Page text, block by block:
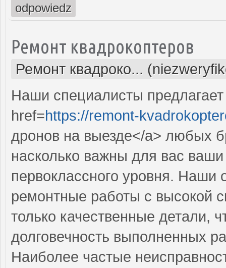
odpowiedz
Ремонт квадрокоптеров
Ремонт квадроко...
Наши специалисты
href=https://remont-
дронов на выезде</a> любых
насколько важны для вас
первоклассного уровня. Наши
ремонтные работы с высокой
только качественные детали,
долговечность выполненных
Наиболее частые